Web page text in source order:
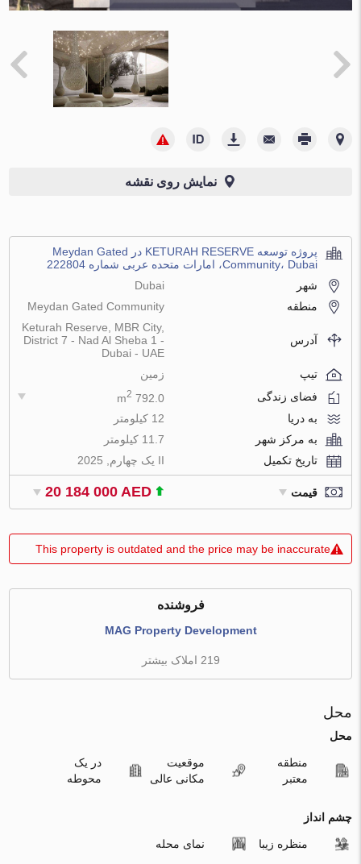
نمایش روی نقشه
پروژه توسعه KETURAH RESERVE در Meydan Gated
Community، Dubai، امارات متحده عربی شماره 222804
شهر
Dubai
منطقه
Meydan Gated Community
آدرس
Keturah Reserve, MBR City,
District 7 - Nad Al Sheba 1 -
Dubai - UAE
تیپ
زمین
فضای زندگی
792.0 m
2
به دریا
12 کیلومتر
به مرکز شهر
11.7 کیلومتر
تاریخ تکمیل
II یک چهارم, 2025
قیمت 20 184 000 AED
This property is outdated and the price may be inaccurate
فروشنده
MAG Property Development
219 املاک بیشتر
محل
محل
منطقه
معتبر
موقعیت
مکانی عالی
در یک
محوطه
چشم انداز
منظره زیبا نمای محله